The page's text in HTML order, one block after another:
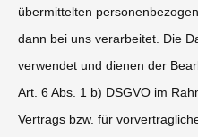
übermittelten
dann bei uns verarbeitet. Die
verwendet und dienen der
Art. 6 Abs. 1 b) DSGVO im
Vertrags bzw. für